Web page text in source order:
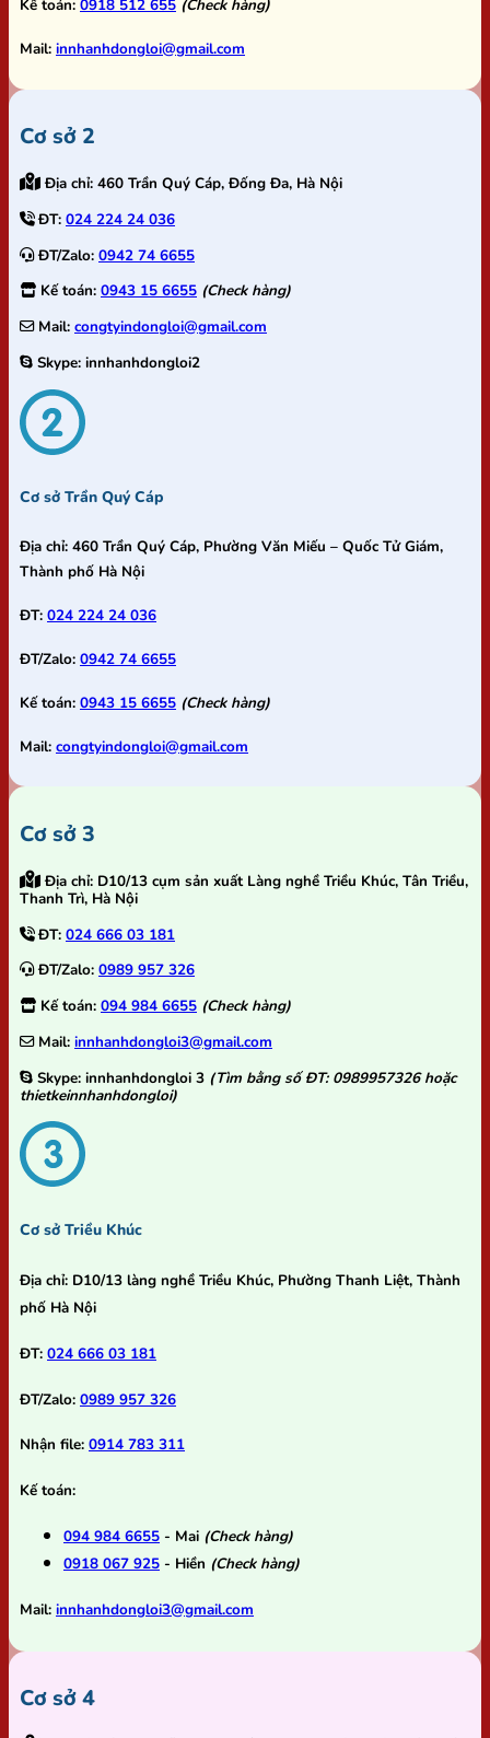
Kế toán: 0918 512 655 (Check hàng)
Mail: innhanhdongloi@gmail.com
Cơ sở 2
Địa chỉ: 460 Trần Quý Cáp, Đống Đa, Hà Nội
ĐT: 024 224 24 036
ĐT/Zalo: 0942 74 6655
Kế toán: 0943 15 6655 (Check hàng)
Mail: congtyindongloi@gmail.com
Skype: innhanhdongloi2
Cơ sở Trần Quý Cáp
Địa chỉ: 460 Trần Quý Cáp, Phường Văn Miếu – Quốc Tử Giám,
Thành phố Hà Nội
ĐT: 024 224 24 036
ĐT/Zalo: 0942 74 6655
Kế toán: 0943 15 6655 (Check hàng)
Mail: congtyindongloi@gmail.com
Cơ sở 3
Địa chỉ: D10/13 cụm sản xuất Làng nghề Triều Khúc, Tân Triều,
Thanh Trì, Hà Nội
ĐT: 024 666 03 181
ĐT/Zalo: 0989 957 326
Kế toán: 094 984 6655 (Check hàng)
Mail: innhanhdongloi3@gmail.com
Skype: innhanhdongloi 3 (Tìm bằng số ĐT: 0989957326 hoặc
thietkeinnhanhdongloi)
Cơ sở Triều Khúc
Địa chỉ: D10/13 làng nghề Triều Khúc, Phường Thanh Liệt, Thành
phố Hà Nội
ĐT: 024 666 03 181
ĐT/Zalo: 0989 957 326
Nhận file: 0914 783 311
Kế toán:
094 984 6655 - Mai (Check hàng)
0918 067 925 - Hiền (Check hàng)
Mail: innhanhdongloi3@gmail.com
Cơ sở 4